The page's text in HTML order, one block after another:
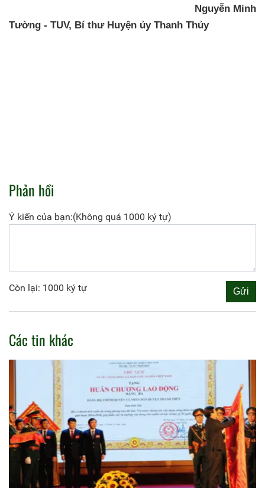
Nguyễn Minh
Tường - TUV, Bí thư Huyện ủy Thanh Thủy
Phản hồi
Ý kiến của bạn:(Không quá 1000 ký tự)
Còn lại: 1000 ký tự
Các tin khác